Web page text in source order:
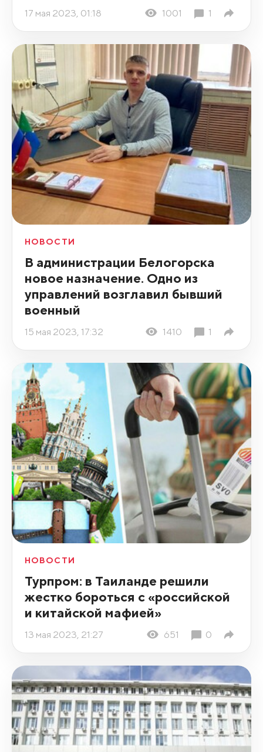
17 мая 2023, 01:18 1001 1
НОВОСТИ
В администрации Белогорска
новое назначение. Одно из
управлений возглавил бывший
военный
15 мая 2023, 17:32 1410 1
НОВОСТИ
Турпром: в Таиланде решили
жестко бороться с «российской
и китайской мафией»
13 мая 2023, 21:27 651 0